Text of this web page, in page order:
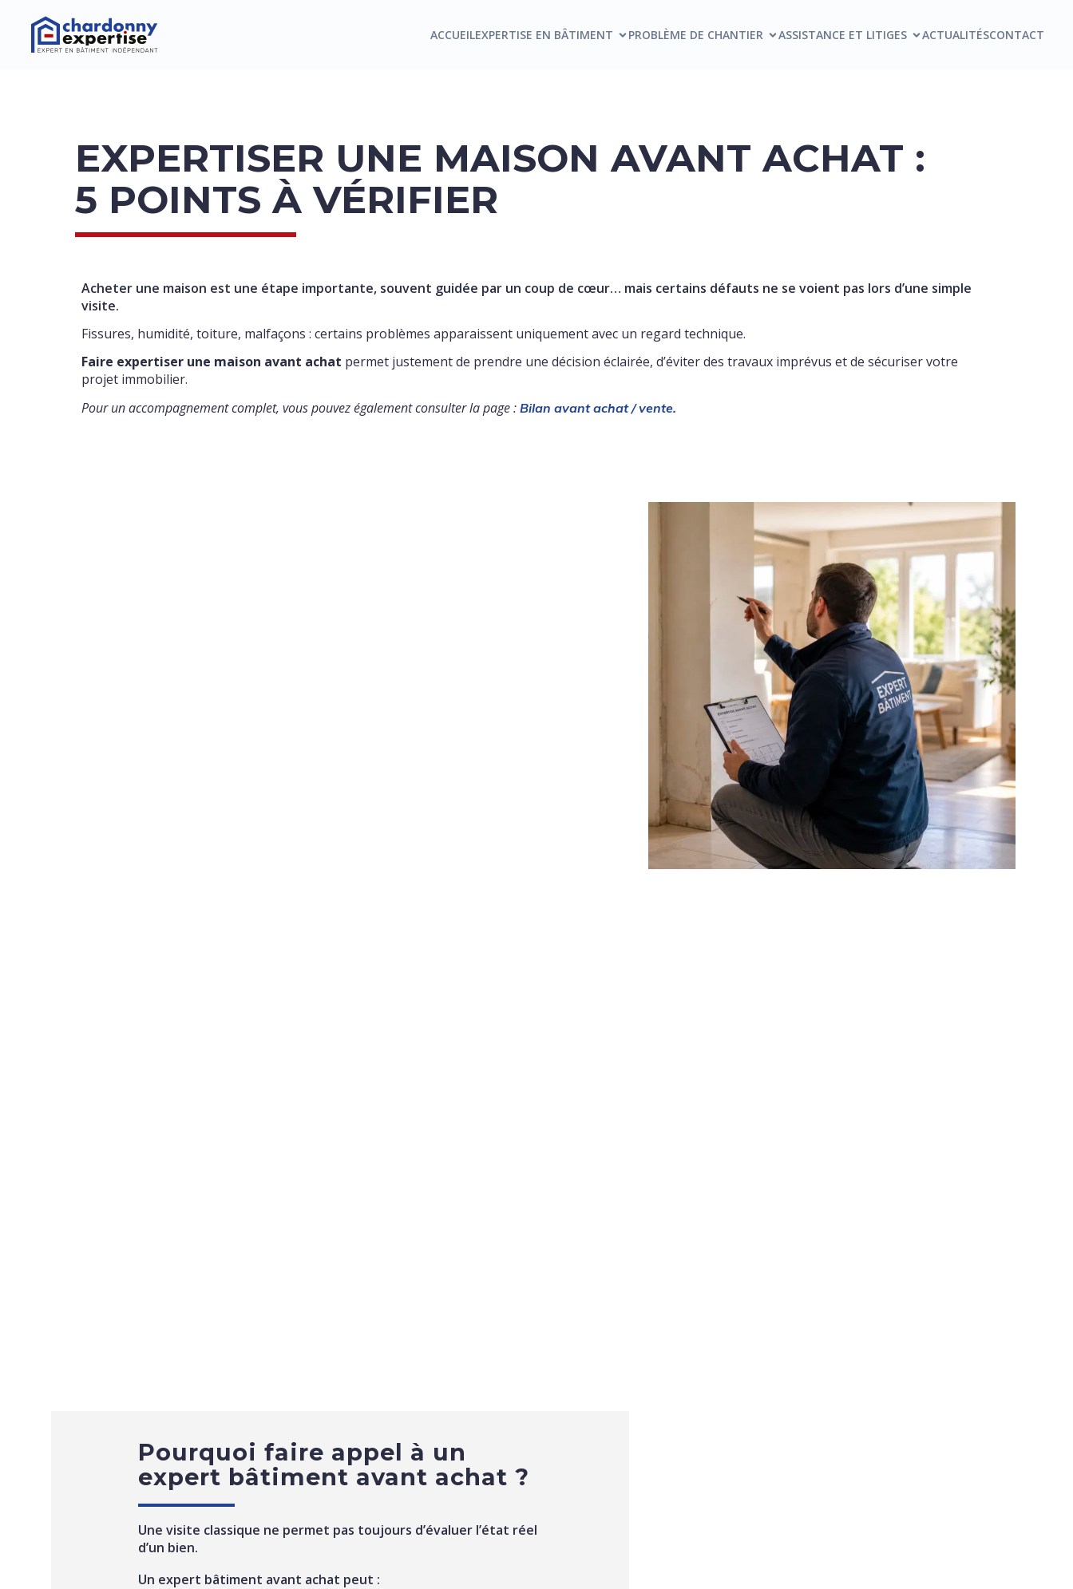
ACCUEILEXPERTISE EN BÂTIMENT PROBLÈME DE CHANTIER ASSISTANCE ET LITIGES ACTUALITÉSCONTACT
EXPERTISER UNE MAISON AVANT ACHAT :
5 POINTS À VÉRIFIER
Acheter une maison est une étape importante, souvent guidée par un coup de cœur… mais certains défauts ne se voient pas lors d’une simple
visite.
Fissures, humidité, toiture, malfaçons : certains problèmes apparaissent uniquement avec un regard technique.
Faire expertiser une maison avant achat permet justement de prendre une décision éclairée, d’éviter des travaux imprévus et de sécuriser votre
projet immobilier.
Pour un accompagnement complet, vous pouvez également consulter la page : Bilan avant achat / vente.
Pourquoi faire appel à un
expert bâtiment avant achat ?
Une visite classique ne permet pas toujours d’évaluer l’état réel
d’un bien.
Un expert bâtiment avant achat peut :